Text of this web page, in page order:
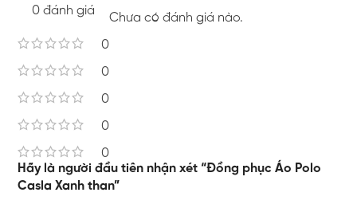
0 đánh giá
0
0
0
0
0
Chưa có đánh giá nào.
Hãy là người đầu tiên nhận xét “Đồng phục Áo Polo
Casla Xanh than”